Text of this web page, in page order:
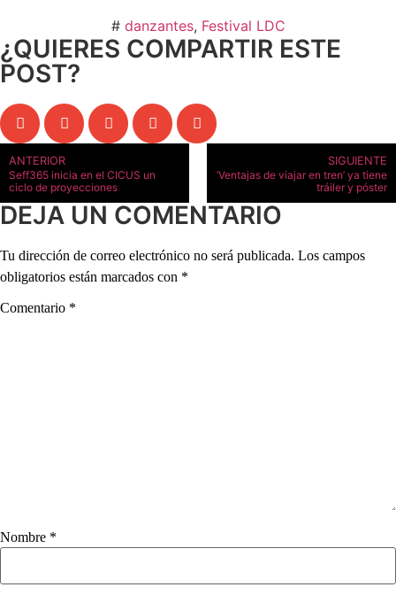
# danzantes, Festival LDC
¿QUIERES COMPARTIR ESTE
POST?
ANTERIOR
Seff365 inicia en el CICUS un
ciclo de proyecciones
SIGUIENTE
‘Ventajas de viajar en tren’ ya tiene
tráiler y póster
DEJA UN COMENTARIO
Tu dirección de correo electrónico no será publicada. Los campos
obligatorios están marcados con *
Comentario *
Nombre *